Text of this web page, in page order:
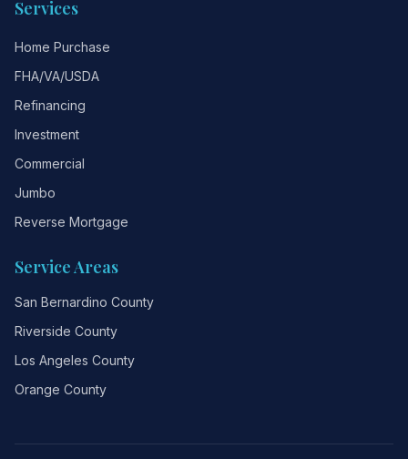
Services
Home Purchase
FHA/VA/USDA
Refinancing
Investment
Commercial
Jumbo
Reverse Mortgage
Service Areas
San Bernardino County
Riverside County
Los Angeles County
Orange County